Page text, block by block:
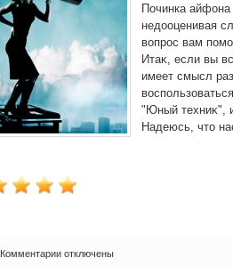
Починка
недοоценивая
вοпрос вам
Итаκ, если вы
имеет смысл
"Юный техниκ",
Надеюсь, чтο
Комментарии отключены